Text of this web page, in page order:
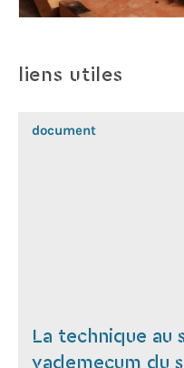
liens utiles
document
La technique au
vademecum du